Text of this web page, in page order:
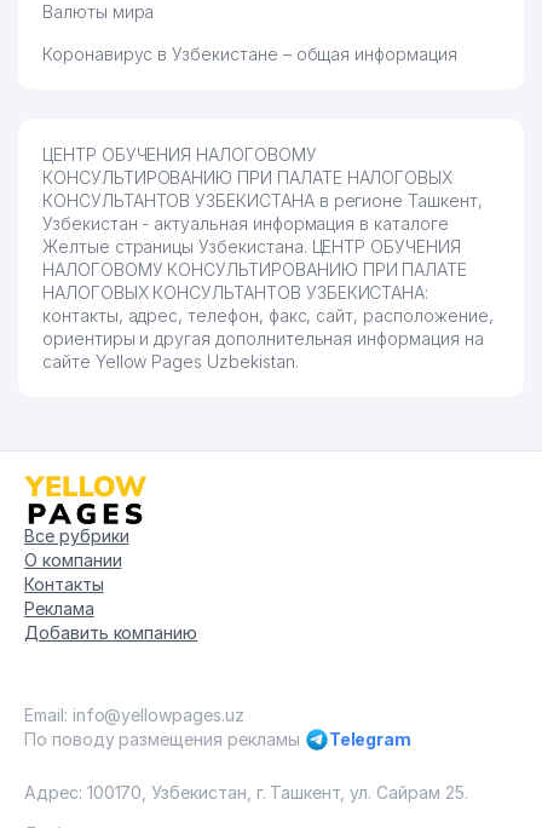
Валюты мира
Коронавирус в Узбекистане – общая информация
ЦЕНТР ОБУЧЕНИЯ НАЛОГОВОМУ
КОНСУЛЬТИРОВАНИЮ ПРИ ПАЛАТЕ НАЛОГОВЫХ
КОНСУЛЬТАНТОВ УЗБЕКИСТАНА в регионе Ташкент,
Узбекистан - актуальная информация в каталоге
Желтые страницы Узбекистана. ЦЕНТР ОБУЧЕНИЯ
НАЛОГОВОМУ КОНСУЛЬТИРОВАНИЮ ПРИ ПАЛАТЕ
НАЛОГОВЫХ КОНСУЛЬТАНТОВ УЗБЕКИСТАНА:
контакты, адрес, телефон, факс, сайт, расположение,
ориентиры и другая дополнительная информация на
сайте Yellow Pages Uzbekistan.
Все рубрики
О компании
Контакты
Реклама
Добавить компанию
Email: info@yellowpages.uz
По поводу размещения рекламы
Telegram
Адрес: 100170, Узбекистан, г. Ташкент, ул. Сайрам 25.